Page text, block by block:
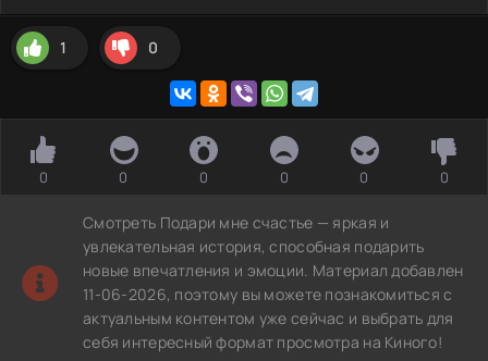
1 0
0 0 0 0 0 0
Смотреть Подари мне счастье — яркая и
увлекательная история, способная подарить
новые впечатления и эмоции. Материал добавлен
11-06-2026, поэтому вы можете познакомиться с
актуальным контентом уже сейчас и выбрать для
себя интересный формат просмотра на Киного!